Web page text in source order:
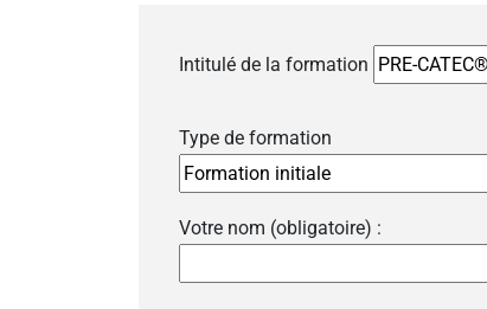
Intitulé de la formation
Type de formation
Votre nom (obligatoire) :